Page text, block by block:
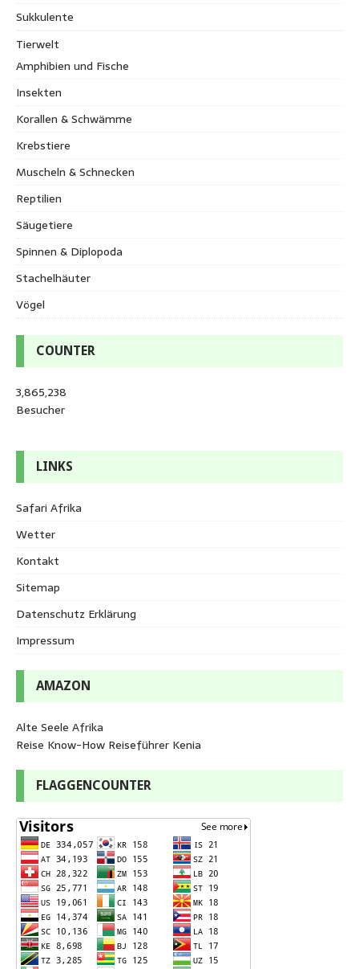
Sukkulente
Tierwelt
Amphibien und Fische
Insekten
Korallen & Schwämme
Krebstiere
Muscheln & Schnecken
Reptilien
Säugetiere
Spinnen & Diplopoda
Stachelhäuter
Vögel
COUNTER
3,865,238
Besucher
LINKS
Safari Afrika
Wetter
Kontakt
Sitemap
Datenschutz Erklärung
Impressum
AMAZON
Alte Seele Afrika
Reise Know-How Reiseführer Kenia
FLAGGENCOUNTER